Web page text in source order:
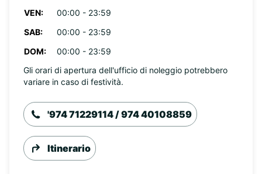
VEN:
00:00 - 23:59
SAB:
00:00 - 23:59
DOM:
00:00 - 23:59
Gli orari di apertura dell'ufficio di noleggio potrebbero
variare in caso di festività.
'974 71229114 / 974 40108859
Itinerario